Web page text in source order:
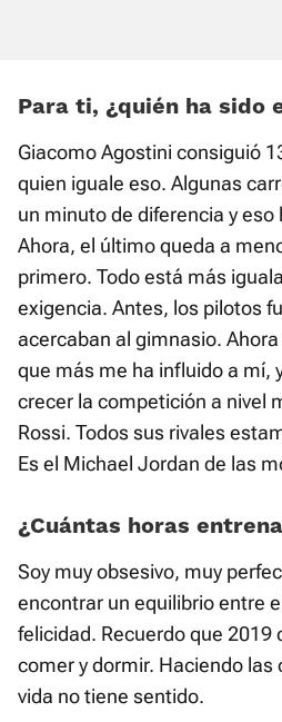
Para ti, ¿quién ha sido
Giacomo Agostini consiguió
quien iguale eso. Algunas
un minuto de diferencia y eso
Ahora, el último queda a
primero. Todo está más
exigencia. Antes, los pilotos
acercaban al gimnasio.
que más me ha influido a mí,
crecer la competición a nivel
Rossi. Todos sus rivales
Es el Michael Jordan de las
¿Cuántas horas
Soy muy obsesivo, muy
encontrar un equilibrio entre
felicidad. Recuerdo que 2019
comer y dormir. Haciendo las
vida no tiene sentido.